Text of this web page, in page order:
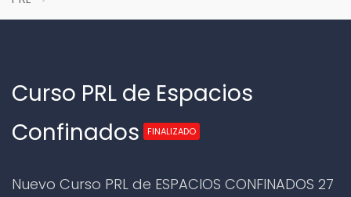
Curso PRL de Espacios
Confinados
FINALIZADO
Nuevo Curso PRL de ESPACIOS CONFINADOS 27